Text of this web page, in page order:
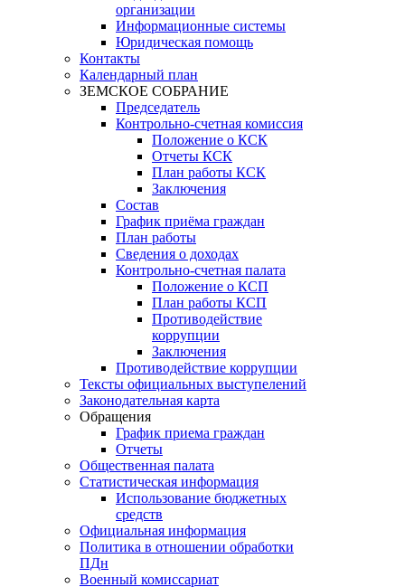
организации
Информационные системы
Юридическая помощь
Контакты
Календарный план
ЗЕМСКОЕ СОБРАНИЕ
Председатель
Контрольно-счетная комиссия
Положение о КСК
Отчеты КСК
План работы КСК
Заключения
Состав
График приёма граждан
План работы
Сведения о доходах
Контрольно-счетная палата
Положение о КСП
План работы КСП
Противодействие
коррупции
Заключения
Противодействие коррупции
Тексты официальных выступелений
Законодательная карта
Обращения
График приема граждан
Отчеты
Общественная палата
Статистическая информация
Использование бюджетных
средств
Официальная информация
Политика в отношении обработки
ПДн
Военный комиссариат